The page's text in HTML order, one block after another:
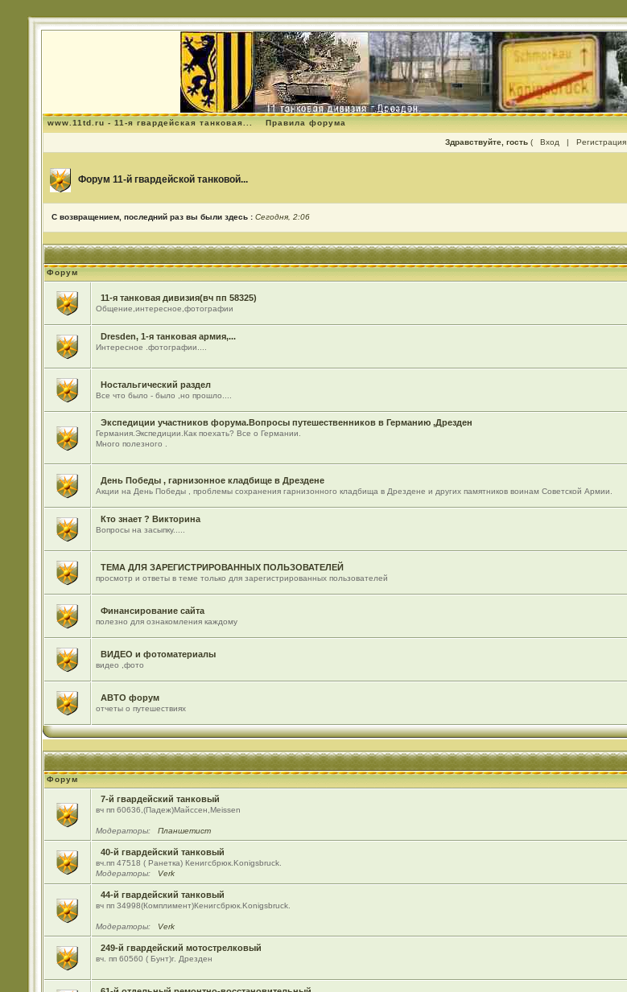
www.11td.ru - 11-я гвардейская танковая... Правила форума
Здравствуйте, гость ( Вход | Регистрация
Форум 11-й гвардейской танковой...
С возвращением, последний раз вы были здесь : Сегодня, 2:06
Форум
11-я танковая дивизия(вч пп 58325)
Общение,интересное,фотографии
Dresden, 1-я танковая армия,...
Интересное .фотографии....
Ностальгический раздел
Все что было - было ,но прошло....
Экспедиции участников форума.Вопросы путешественников в Германию ,Дрезден
Германия.Экспедиции.Как поехать? Все о Германии.
Много полезного .
День Победы , гарнизонное кладбище в Дрездене
Акции на День Победы , проблемы сохранения гарнизонного кладбища в Дрездене и других памятников воинам Советской Армии.
Кто знает ? Викторина
Вопросы на засыпку.....
ТЕМА ДЛЯ ЗАРЕГИСТРИРОВАННЫХ ПОЛЬЗОВАТЕЛЕЙ
просмотр и ответы в теме только для зарегистрированных пользователей
Финансирование сайта
полезно для ознакомления каждому
ВИДЕО и фотоматериалы
видео ,фото
АВТО форум
отчеты о путешествиях
Форум
7-й гвардейский танковый
вч пп 60636,(Падеж)Майсcен,Meissen
Модераторы: Планшетист
40-й гвардейский танковый
вч.пп 47518 ( Ранетка) Кенигсбрюк.Konigsbruck.
Модераторы:
Verk
44-й гвардейский танковый
вч пп 34998(Комплимент)Кенигсбрюк.Konigsbruck.
Модераторы: Verk
249-й гвардейский мотострелковый
вч. пп 60560 ( Бунт)г. Дрезден